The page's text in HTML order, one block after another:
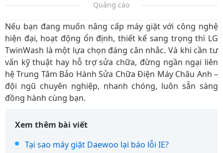
Quảng cáo
Nếu bạn đang muốn nâng cấp máy giặt với công nghệ
hiện đại, hoạt động ổn định, thiết kế sang trọng thì LG
TwinWash là một lựa chọn đáng cân nhắc. Và khi cần tư
vấn kỹ thuật hay hỗ trợ sửa chữa, đừng ngần ngại liên
hệ Trung Tâm Bảo Hành Sửa Chữa Điện Máy Châu Anh –
đội ngũ chuyên nghiệp, nhanh chóng, luôn sẵn sàng
đồng hành cùng bạn.
Xem thêm bài viết
Tại sao máy giặt Daewoo lại báo lỗi IE?